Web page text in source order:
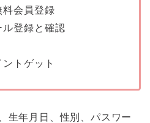
料会員登録
登録と確認
トゲット
生年月日、性別、パスワー